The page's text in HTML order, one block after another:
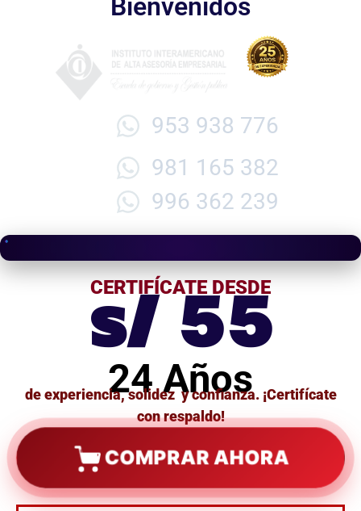
Bienvenidos
953 938 776
981 165 382
996 362 239
CERTIFÍCATE DESDE
s/ 55
24 Años
de experiencia, solidez y confianza. ¡Certifícate
con respaldo!
COMPRAR AHORA